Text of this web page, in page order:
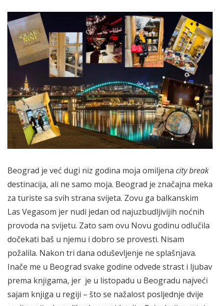
Beograd je već dugi niz godina moja omiljena city break
destinacija, ali ne samo moja. Beograd je značajna meka
za turiste sa svih strana svijeta. Zovu ga balkanskim
Las Vegasom jer nudi jedan od najuzbudljivijih noćnih
provoda na svijetu. Zato sam ovu Novu godinu odlučila
dočekati baš u njemu i dobro se provesti. Nisam
požalila. Nakon tri dana oduševljenje ne splašnjava.
Inače me u Beograd svake godine odvede strast i ljubav
prema knjigama, jer je u listopadu u Beogradu najveći
sajam knjiga u regiji – što se nažalost posljednje dvije